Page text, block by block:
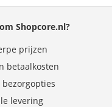
Shopcore.nl?
prijzen
betaalkosten
bezorgopties
levering